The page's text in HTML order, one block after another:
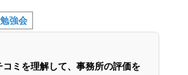
勉強会
ミを理解して、事務所の評価を